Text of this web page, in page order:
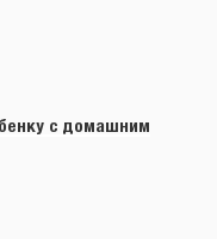
с домашним